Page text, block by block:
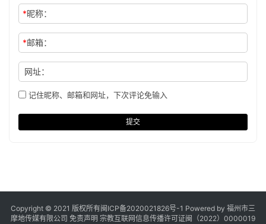
*昵称：
*邮箱：
网址：
记住昵称、邮箱和网址，下次评论免输入
提交
Copyright © 2021 版权所有闽ICP备2020021826号-1 Powered by 福州市三
摩地传媒有限公司 免责声明 宗教互联网信息传播许可证闽（2022）0000019